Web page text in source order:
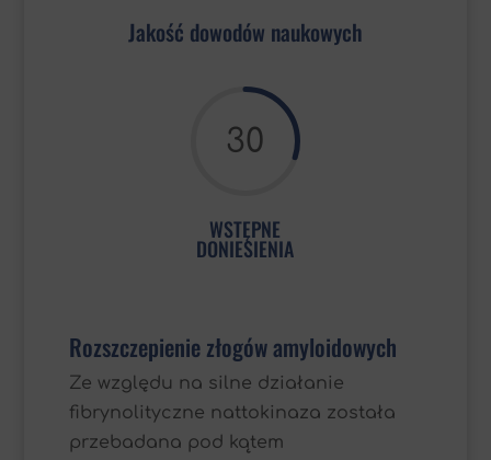
Jakość dowodów naukowych
30
WSTĘPNE
DONIESIENIA
Rozszczepienie złogów amyloidowych
Ze względu na silne działanie
fibrynolityczne nattokinaza została
przebadana pod kątem